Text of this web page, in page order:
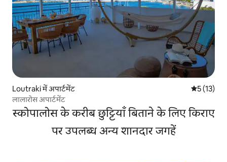
Loutraki में अपार्टमेंट औसत रेटिंग
5 (13)
लालारोस अपार्टमेंट
स्कोपालोस के करीब छुट्टियाँ बिताने के लिए किराए
पर उपलब्ध अन्य शानदार जगहें